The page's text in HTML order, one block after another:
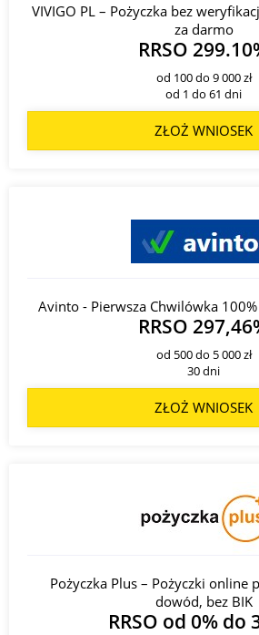
VIVIGO PL – Pożyczka bez
za darmo
RRSO
od 100 do 9 000 zł
od 1 do 61 dni
ZŁOŻ WNIOSEK
Avinto - Pierwsza Chwilówka
RRSO
od 500 do 5 000 zł
30 dni
ZŁOŻ WNIOSEK
Pożyczka Plus – Pożyczki online
dowód, bez BIK
RRSO od 0% do